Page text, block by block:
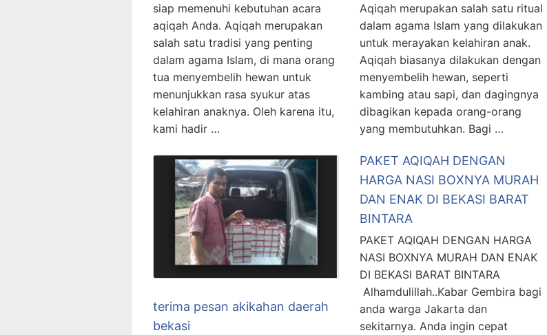
siap memenuhi kebutuhan acara
aqiqah Anda. Aqiqah merupakan
salah satu tradisi yang penting
dalam agama Islam, di mana orang
tua menyembelih hewan untuk
menunjukkan rasa syukur atas
kelahiran anaknya. Oleh karena itu,
kami hadir …
Aqiqah merupakan salah satu ritual
dalam agama Islam yang dilakukan
untuk merayakan kelahiran anak.
Aqiqah biasanya dilakukan dengan
menyembelih hewan, seperti
kambing atau sapi, dan dagingnya
dibagikan kepada orang-orang
yang membutuhkan. Bagi …
terima pesan akikahan daerah
bekasi
PAKET AQIQAH DENGAN
HARGA NASI BOXNYA MURAH
DAN ENAK DI BEKASI BARAT
BINTARA
PAKET AQIQAH DENGAN HARGA
NASI BOXNYA MURAH DAN ENAK
DI BEKASI BARAT BINTARA
Alhamdulillah..Kabar Gembira bagi
anda warga Jakarta dan
sekitarnya. Anda ingin cepat